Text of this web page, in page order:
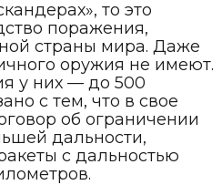
то это
поражения,
страны мира. Даже
оружия не имеют.
у них — до 500
с тем, что в свое
об ограничении
дальности,
с дальностью